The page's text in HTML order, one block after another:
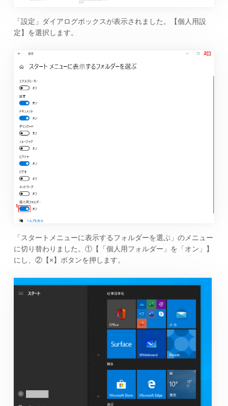
「設定」ダイアログボックスが表示されました。【個人用設
定】を選択します。
「スタートメニューに表示するフォルダーを選ぶ」のメニュー
に切り替わりました。①【「個人用フォルダー」を「オン」】
にし、②【×】ボタンを押します。